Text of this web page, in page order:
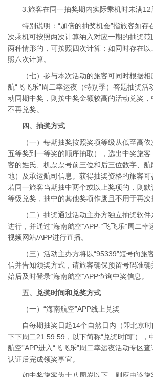
3.旅客在同一抽奖期内实际乘机时未满12
特别说明：“加倍的抽奖机会”指旅客如存
次乘机可按照两次计算纳入对应一期的抽奖
两种情形的，可按照四次计算；如同时存在
照八次计算。
（七）参与本次活动的旅客可同时根据相
航“飞飞乐”周二幸运夜（特别季）答题抽奖活
动同期中奖，则按中奖金额较高的活动兑奖
不再兑奖。
四、抽奖方式
（一）每期抽奖按照奖项等级从低至高依
五等奖到一等奖的顺序抽取），选出中奖旅
客的姓氏、机票票号前三位和后三位数字、
地）及承运航司信息。获得抽奖资格的旅客可
若同一旅客当期抽中两个或以上奖项的，则
等级兑奖，抽中的其他奖项作废且不用于再次
（二）抽奖通过活动主办方独立抽奖软件
进行，并通过“海南航空”APP-“飞飞乐”周二
视频网站/APP进行直播。
（三）活动主办方将以“95339”短号向旅
信并告知领奖方式，请旅客确保预留号码准
始后及时登录“海南航空”APP查询中奖信息。
五、兑奖时间和兑奖方式
（一）“海南航空”APP线上兑奖
自每期抽奖日起14个自然日内（即北京时
下下周二21:59:59，以下简称“兑奖时间”），
航空”APP进入“飞飞乐”周二幸运夜活动专区
认证后完成领奖事宜。